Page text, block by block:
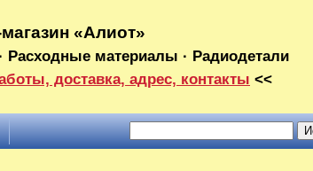
«Алиот»
Расходные материалы · Радиодетали
доставка, адрес, контакты <<